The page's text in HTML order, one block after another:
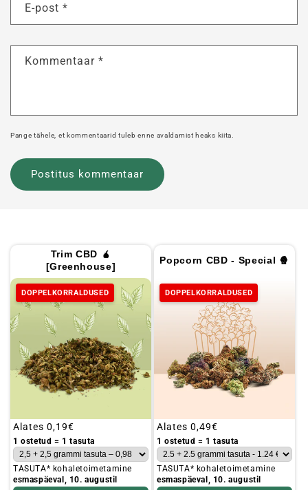
E-post *
Kommentaar *
Pange tähele, et kommentaarid tuleb enne avaldamist heaks kiita.
Trim CBD 🧉
[Greenhouse]
DOPPELKORRALDUSED
Tavaline
hind
Alates 0,19€
1 ostetud = 1 tasuta
TASUTA* kohaletoimetamine
esmaspäeval, 10. augustil
Popcorn CBD - Special 🍿
DOPPELKORRALDUSED
Tavaline
hind
Alates 0,49€
1 ostetud = 1 tasuta
TASUTA* kohaletoimetamine
esmaspäeval, 10. augustil